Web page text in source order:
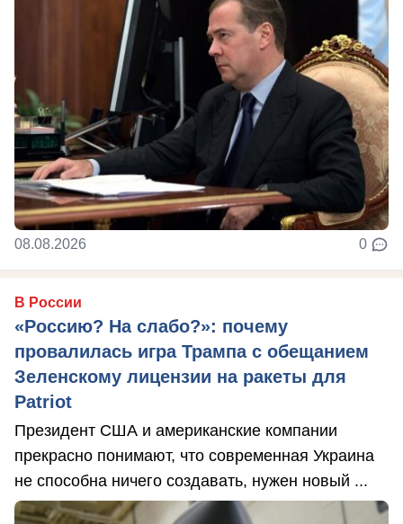
08.08.2026 0
В России
«Россию? На слабо?»: почему
провалилась игра Трампа с обещанием
Зеленскому лицензии на ракеты для
Patriot
Президент США и американские компании
прекрасно понимают, что современная Украина
не способна ничего создавать, нужен новый ...